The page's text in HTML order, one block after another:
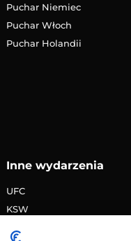
Puchar Niemiec
Puchar Włoch
Puchar Holandii
Inne wydarzenia
UFC
KSW